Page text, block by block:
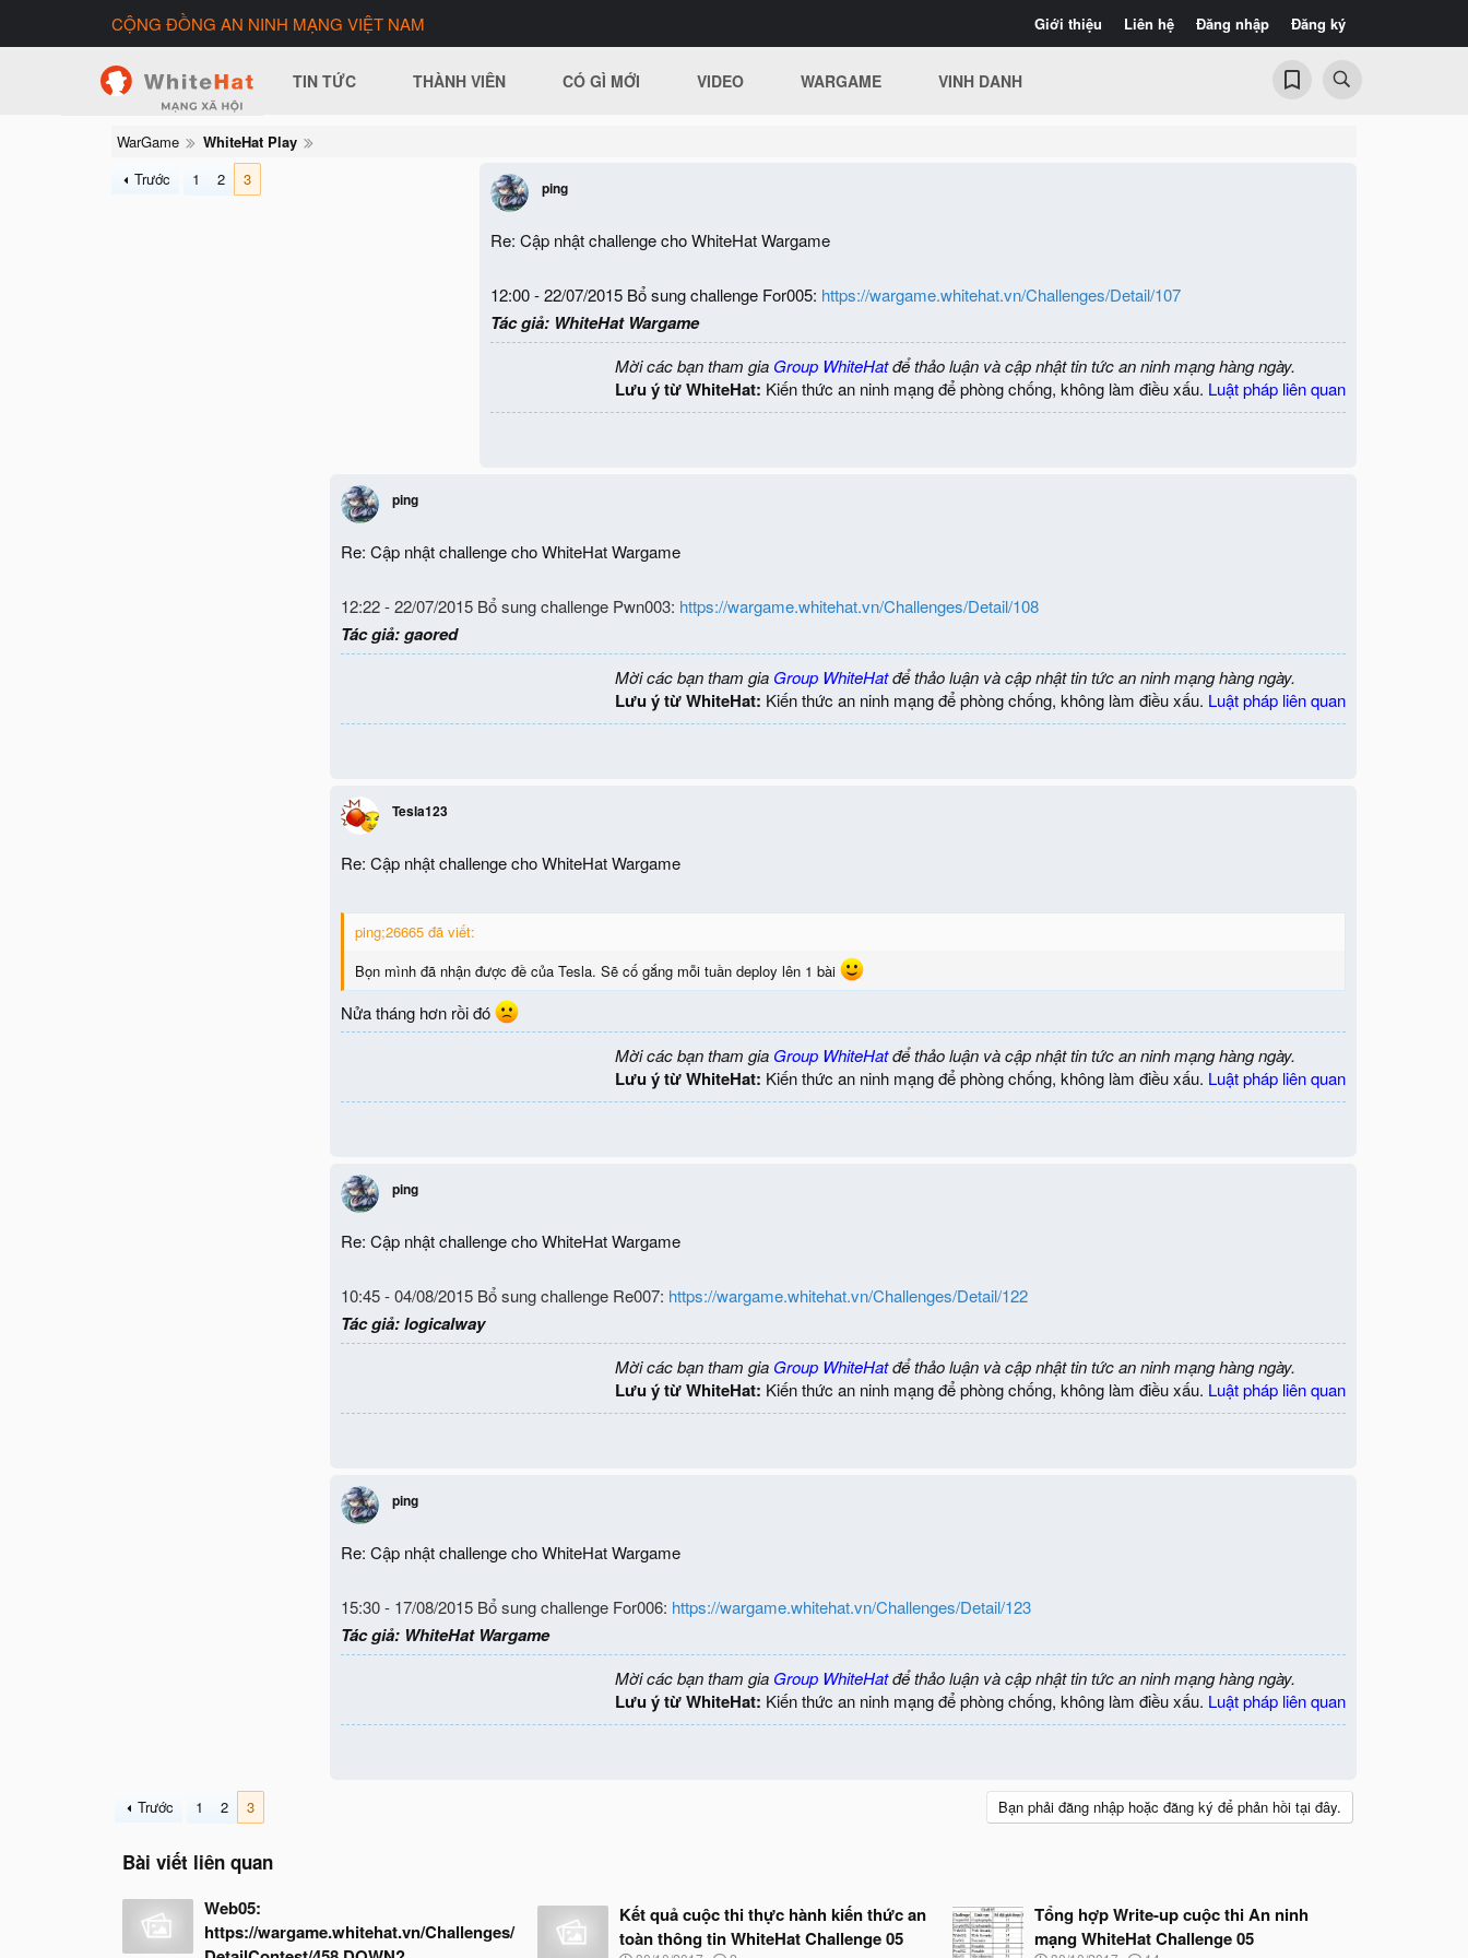
Giới thiệu Liên hệ Đăng nhập Đăng ký
CỘNG ĐỒNG AN NINH MẠNG VIỆT NAM
TIN TỨC THÀNH VIÊN CÓ GÌ MỚI VIDEO WARGAME VINH DANH
WarGame
WhiteHat Play
Trước
1 2 3 ping
Re: Cập nhật challenge cho WhiteHat Wargame
12:00 - 22/07/2015 Bổ sung challenge For005: https://wargame.whitehat.vn/Challenges/Detail/107
Tác giả: WhiteHat Wargame
Mời các bạn tham gia Group WhiteHatđể thảo luận và cập nhật tin tức an ninh mạng hàng ngày.
Lưu ý từ WhiteHat: Kiến thức an ninh mạng để phòng chống, không làm điều xấu. Luật pháp liên quan
ping
Re: Cập nhật challenge cho WhiteHat Wargame
12:22 - 22/07/2015 Bổ sung challenge Pwn003: https://wargame.whitehat.vn/Challenges/Detail/108
Tác giả: gaored
Mời các bạn tham gia Group WhiteHatđể thảo luận và cập nhật tin tức an ninh mạng hàng ngày.
Lưu ý từ WhiteHat: Kiến thức an ninh mạng để phòng chống, không làm điều xấu. Luật pháp liên quan
Tesla123
Re: Cập nhật challenge cho WhiteHat Wargame
ping;26665 đã viết:
Bọn mình đã nhận được đề của Tesla. Sẽ cố gắng mỗi tuần deploy lên 1 bài
Nửa tháng hơn rồi đó
Mời các bạn tham gia Group WhiteHatđể thảo luận và cập nhật tin tức an ninh mạng hàng ngày.
Lưu ý từ WhiteHat: Kiến thức an ninh mạng để phòng chống, không làm điều xấu. Luật pháp liên quan
ping
Re: Cập nhật challenge cho WhiteHat Wargame
10:45 - 04/08/2015 Bổ sung challenge Re007: https://wargame.whitehat.vn/Challenges/Detail/122
Tác giả:logicalway
Mời các bạn tham gia Group WhiteHatđể thảo luận và cập nhật tin tức an ninh mạng hàng ngày.
Lưu ý từ WhiteHat: Kiến thức an ninh mạng để phòng chống, không làm điều xấu. Luật pháp liên quan
ping
Re: Cập nhật challenge cho WhiteHat Wargame
15:30 - 17/08/2015 Bổ sung challenge For006: https://wargame.whitehat.vn/Challenges/Detail/123
Tác giả: WhiteHat Wargame
Mời các bạn tham gia Group WhiteHatđể thảo luận và cập nhật tin tức an ninh mạng hàng ngày.
Lưu ý từ WhiteHat: Kiến thức an ninh mạng để phòng chống, không làm điều xấu. Luật pháp liên quan
Trước 1 2 3 Bạn phải đăng nhập hoặc đăng ký để phản hồi tại đây.
Bài viết liên quan
Web05:
https://wargame.whitehat.vn/Challenges/
Kết quả cuộc thi thực hành kiến thức an
toàn thông tin WhiteHat Challenge 05
Tổng hợp Write-up cuộc thi An ninh
mạng WhiteHat Challenge 05